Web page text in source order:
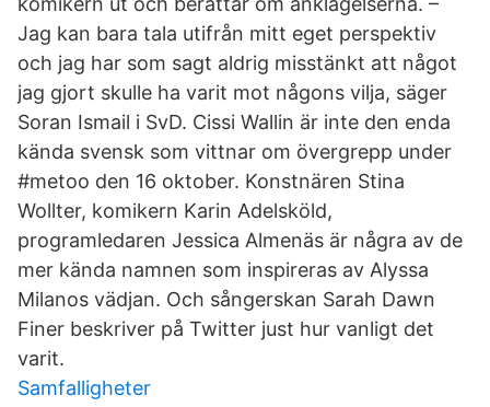
Jag kan bara tala utifrån mitt eget perspektiv
och jag har som sagt aldrig misstänkt att något
jag gjort skulle ha varit mot någons vilja, säger
Soran Ismail i SvD. Cissi Wallin är inte den enda
kända svensk som vittnar om övergrepp under
#metoo den 16 oktober. Konstnären Stina
Wollter, komikern Karin Adelsköld,
programledaren Jessica Almenäs är några av de
mer kända namnen som inspireras av Alyssa
Milanos vädjan. Och sångerskan Sarah Dawn
Finer beskriver på Twitter just hur vanligt det
varit.
Samfalligheter